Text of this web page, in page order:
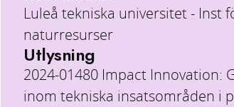
Luleå tekniska universitet - Inst
naturresurser
Utlysning
2024-01480 Impact Innovation:
inom tekniska insatsområden i